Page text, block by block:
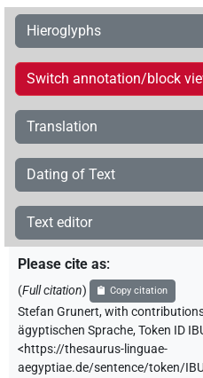
Hieroglyphs
Switch annotation/block
Translation
Dating of Text
Text editor
Please cite as:
(Full citation) Copy citation
Stefan Grunert,with
ägyptischen Sprache,Token ID
<https://thesaurus-linguae-
aegyptiae.de/sentence/token/